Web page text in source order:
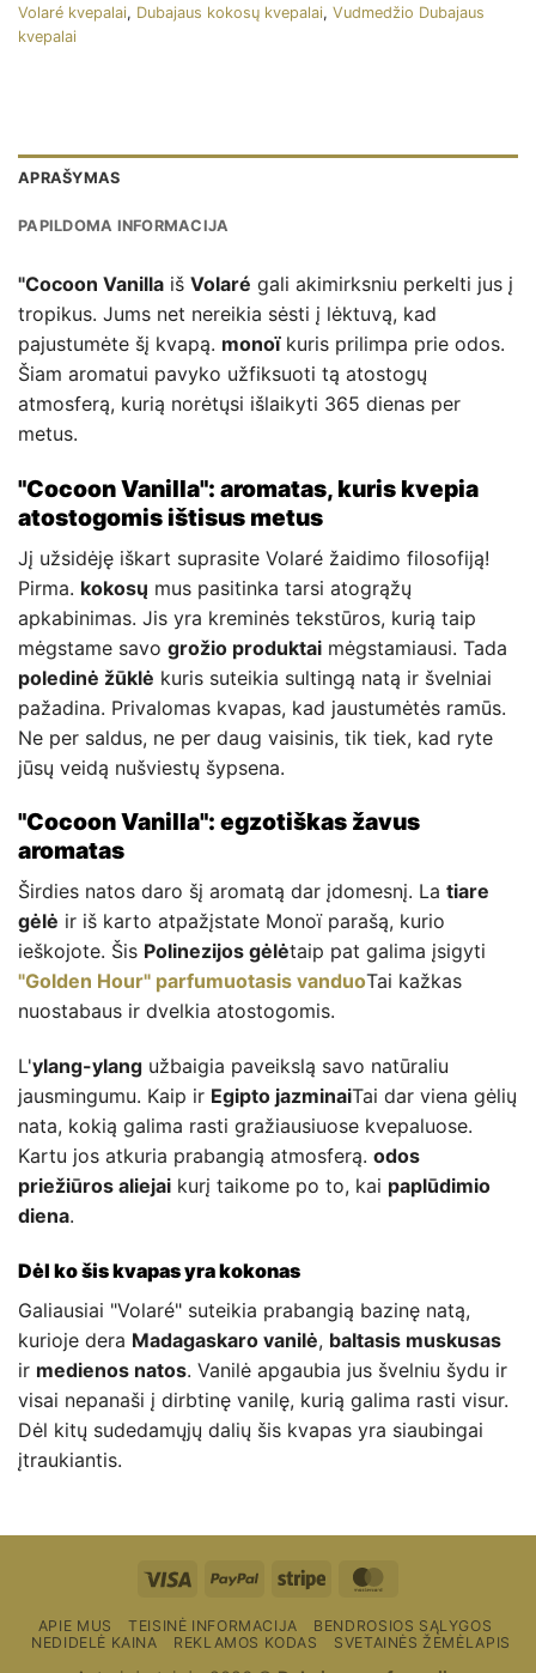
Volaré kvepalai, Dubajaus kokosų kvepalai, Vudmedžio Dubajaus
kvepalai
APRAŠYMAS
PAPILDOMA INFORMACIJA
"Cocoon Vanilla iš Volaré gali akimirksniu perkelti jus į
tropikus. Jums net nereikia sėsti į lėktuvą, kad
pajustumėte šį kvapą. monoïkuris prilimpa prie odos.
Šiam aromatui pavyko užfiksuoti tą atostogų
atmosferą, kurią norėtųsi išlaikyti 365 dienas per
metus.
"Cocoon Vanilla": aromatas, kuris kvepia
atostogomis ištisus metus
Jį užsidėję iškart suprasite Volaré žaidimo filosofiją!
Pirma. kokosų mus pasitinka tarsi atogrąžų
apkabinimas. Jis yra kreminės tekstūros, kurią taip
mėgstame savo grožio produktai mėgstamiausi. Tada
poledinė žūklė kuris suteikia sultingą natą ir švelniai
pažadina. Privalomas kvapas, kad jaustumėtės ramūs.
Ne per saldus, ne per daug vaisinis, tik tiek, kad ryte
jūsų veidą nušviestų šypsena.
"Cocoon Vanilla": egzotiškas žavus
aromatas
Širdies natos daro šį aromatą dar įdomesnį. La tiare
gėlė ir iš karto atpažįstate Monoï parašą, kurio
ieškojote. Šis Polinezijos gėlėtaip pat galima įsigyti
"Golden Hour" parfumuotasis vanduoTai kažkas
nuostabaus ir dvelkia atostogomis.
L'ylang-ylang užbaigia paveikslą savo natūraliu
jausmingumu. Kaip ir Egipto jazminaiTai dar viena gėlių
nata, kokią galima rasti gražiausiuose kvepaluose.
Kartu jos atkuria prabangią atmosferą. odos
priežiūros aliejai kurį taikome po to, kai paplūdimio
diena.
Dėl ko šis kvapas yra kokonas
Galiausiai "Volaré" suteikia prabangią bazinę natą,
kurioje dera Madagaskaro vanilė, baltasis muskusas
ir medienos natos. Vanilė apgaubia jus švelniu šydu ir
visai nepanaši į dirbtinę vanilę, kurią galima rasti visur.
Dėl kitų sudedamųjų dalių šis kvapas yra siaubingai
įtraukiantis.
Visa "PayPal"Stripe
APIE MUS TEISINĖ INFORMACIJA
BENDROSIOS SĄLYGOS
NEDIDELĖ KAINA
REKLAMOS KODAS SVETAINĖS ŽEMĖLAPIS